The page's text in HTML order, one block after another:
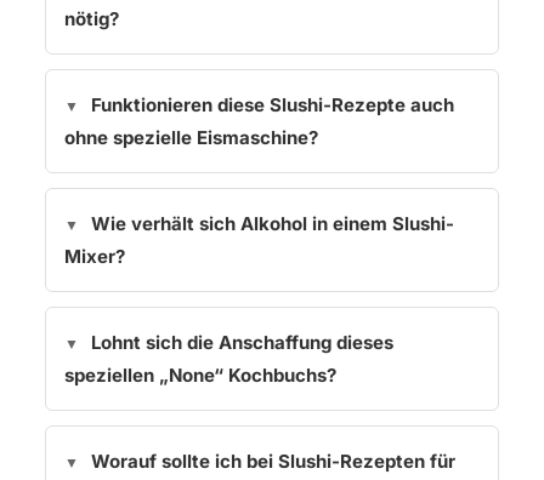
nötig?
Funktionieren diese Slushi-Rezepte auch
ohne spezielle Eismaschine?
Wie verhält sich Alkohol in einem Slushi-
Mixer?
Lohnt sich die Anschaffung dieses
speziellen „None“ Kochbuchs?
Worauf sollte ich bei Slushi-Rezepten für